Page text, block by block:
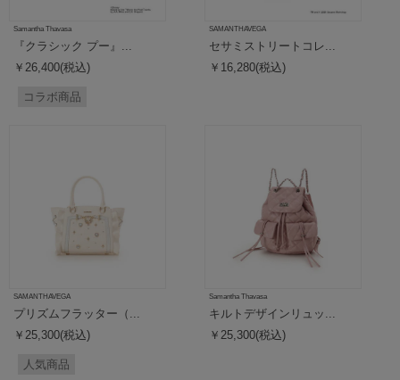
Samantha Thavasa
『クラシック プー』...
￥26,400(税込)
コラボ商品
SAMANTHAVEGA
セサミストリートコレ...
￥16,280(税込)
SAMANTHAVEGA
プリズムフラッター（...
￥25,300(税込)
人気商品
Samantha Thavasa
キルトデザインリュッ...
￥25,300(税込)